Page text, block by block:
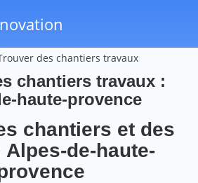
des chantiers travaux
chantiers travaux :
haute-provence
chantiers et des
de-haute-